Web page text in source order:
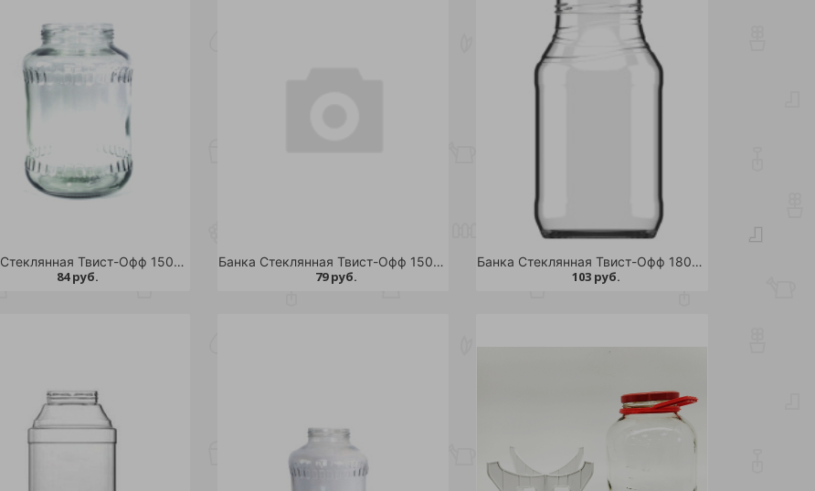
Банка Стеклянная Твист-Офф 1500 мл д.82 /15
84 руб.
Банка Стеклянная Твист-Офф 1500 мл. д.82 Кубышка /12
79 руб.
Банка Стеклянная Твист-Офф 1800 мл д.82 /15
103 руб.